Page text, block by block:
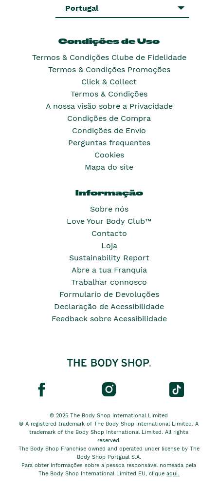
Portugal
Condições de Uso
Termos & Condições Clube de Fidelidade
Termos & Condições Promoções
Click & Collect
Termos & Condições
A nossa visão sobre a Privacidade
Condições de Compra
Condições de Envio
Perguntas frequentes
Cookies
Mapa do site
Informação
Sobre nós
Love Your Body Club™
Contacto
Loja
Sustainability Report
Abre a tua Franquia
Trabalhar connosco
Formulario de Devoluções
Declaração de Acessibilidade
Feedback sobre Acessibilidade
© 2025 The Body Shop International Limited
® A registered trademark of The Body Shop International Limited. A
trademark of the Body Shop International Limited. All rights
reserved.
The Body Shop Franchise owned and operated under license by The
Body Shop Portgual S.A.
Para obter informações sobre a pessoa responsável nomeada pela
The Body Shop International Limited EU, cliqueaqui.